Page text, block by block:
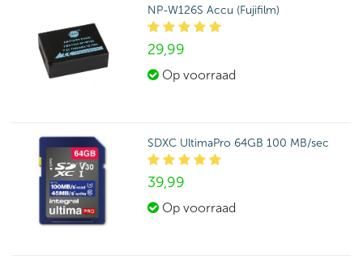
NP-W126S Accu (Fujifilm)
29,99
Op voorraad
SDXC UltimaPro 64GB 100 MB/sec
39,99
Op voorraad